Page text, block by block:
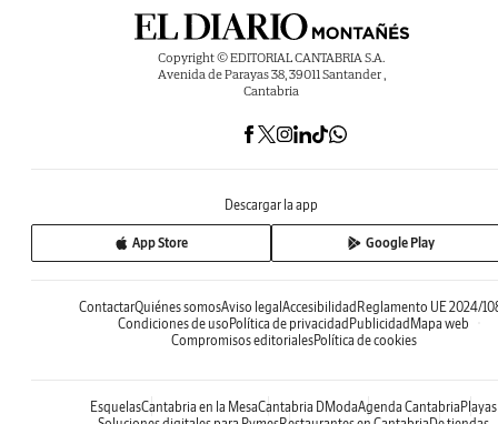
Copyright © EDITORIAL CANTABRIA S.A.
Avenida de Parayas 38, 39011 Santander ,
Cantabria
Descargar la app
App Store Google Play
ContactarQuiénes somosAviso legalAccesibilidadReglamento UE 2024/
Condiciones de usoPolítica de privacidadPublicidadMapa web
Compromisos editorialesPolítica de cookies
EsquelasCantabria en la MesaCantabria DModaAgenda CantabriaPlayas